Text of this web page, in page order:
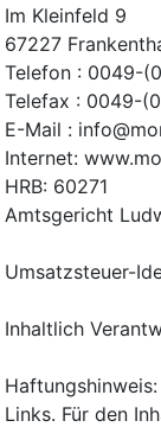
Im Kleinfeld 9
67227
Telefon : 0049-
Telefax : 0049-
E-Mail :
Internet:
HRB: 60271
Amtsgericht
Umsatzsteuer-
Inhaltlich
Links. Für den